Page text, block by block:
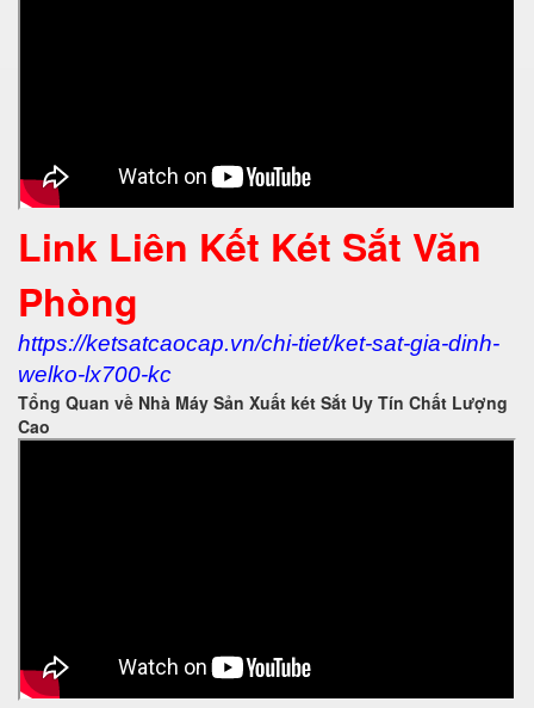
Link Liên Kết Két Sắt Văn
Phòng
https://ketsatcaocap.vn/chi-tiet/ket-sat-gia-dinh-
welko-lx700-kc
Tổng Quan về Nhà Máy Sản Xuất két Sắt Uy Tín Chất Lượng
Cao